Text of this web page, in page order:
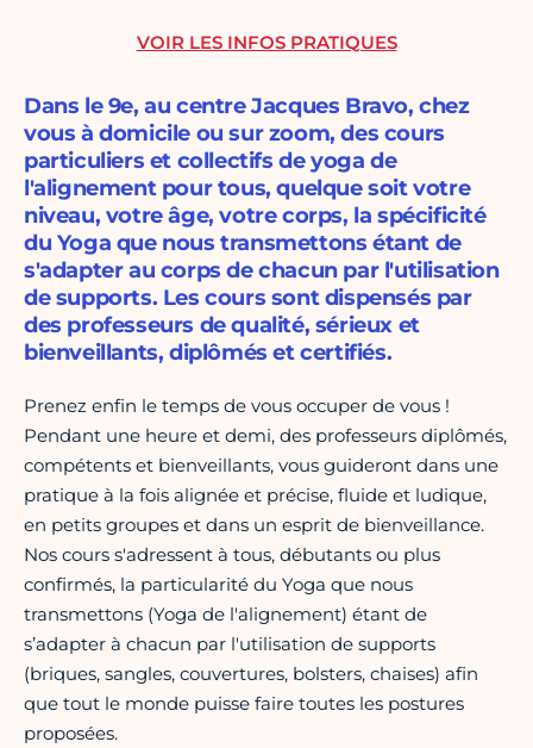
Dans le 9e, au centre Jacques Bravo, chez
vous à domicile ou sur zoom, des cours
particuliers et collectifs de yoga de
l'alignement pour tous, quelque soit votre
niveau, votre âge, votre corps, la spécificité
du Yoga que nous transmettons étant de
s'adapter au corps de chacun par l'utilisation
de supports. Les cours sont dispensés par
des professeurs de qualité, sérieux et
bienveillants, diplômés et certifiés.
Prenez enfin le temps de vous occuper de vous !
Pendant une heure et demi, des professeurs diplômés,
compétents et bienveillants, vous guideront dans une
pratique à la fois alignée et précise, fluide et ludique,
en petits groupes et dans un esprit de bienveillance.
Nos cours s'adressent à tous, débutants ou plus
confirmés, la particularité du Yoga que nous
transmettons (Yoga de l'alignement) étant de
s’adapter à chacun par l'utilisation de supports
(briques, sangles, couvertures, bolsters, chaises) afin
que tout le monde puisse faire toutes les postures
proposées.
VOIR LES INFOS PRATIQUES